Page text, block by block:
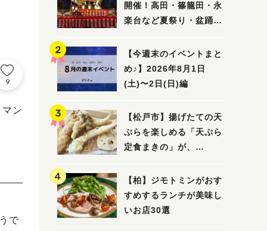
9
ン
で
開催！高田・篠籠田・永
楽台など夏祭り・盆踊り
【今週末のイベントまと
め♪】2026年8月1日
(土)〜2日(日)編
【松戸市】揚げたての天
ぷらを楽しめる「天ぷら
定食まきの」が、
【柏】ジモトミンがおす
すめするランチが美味し
いお店30選